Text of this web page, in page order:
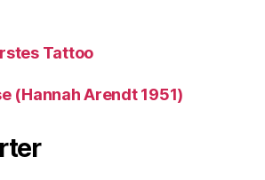
Tattoo
(Hannah Arendt 1951)